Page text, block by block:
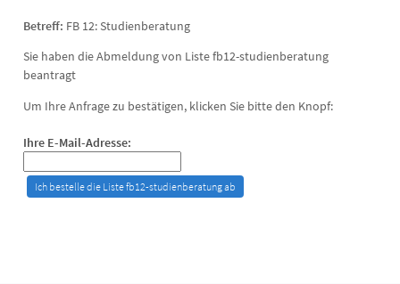
Betreff: FB 12: Studienberatung
Sie haben die Abmeldung von Liste fb12-studienberatung
beantragt
Um Ihre Anfrage zu bestätigen, klicken Sie bitte den Knopf:
Ihre E-Mail-Adresse: